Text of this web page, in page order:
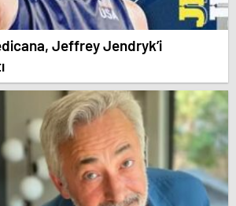
Jeffrey Jendryk’i